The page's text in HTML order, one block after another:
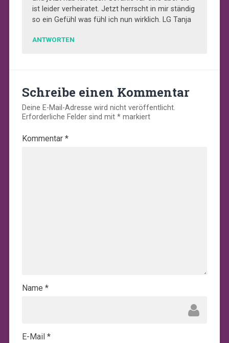
ist leider verheiratet. Jetzt herrscht in mir ständig
so ein Gefühl was fühl ich nun wirklich. LG Tanja
ANTWORTEN
Schreibe einen Kommentar
Deine E-Mail-Adresse wird nicht veröffentlicht.
Erforderliche Felder sind mit *markiert
Kommentar *
Name *
E-Mail *